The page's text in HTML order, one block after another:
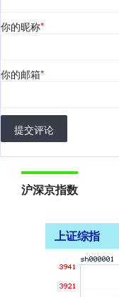
你的昵称*
你的邮箱*
提交评论
沪深京指数
上证综指